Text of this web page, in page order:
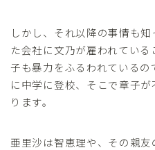
しかし、それ以降の事情も
た会社に文乃が雇われてい
子も暴力をふるわれている
に中学に登校、そこで章子
ります。
亜里沙は智恵理や、その親